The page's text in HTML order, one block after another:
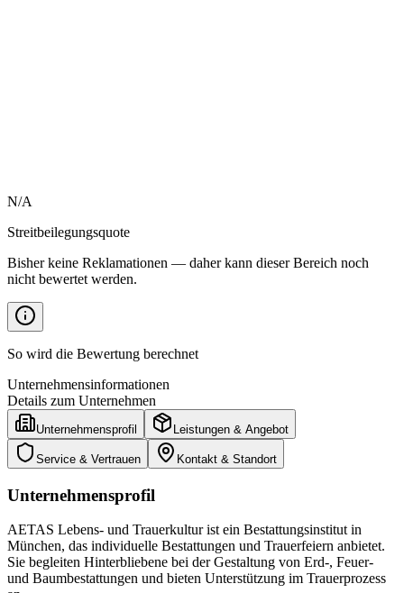
N/A
Streitbeilegungsquote
Bisher keine Reklamationen — daher kann dieser Bereich noch
nicht bewertet werden.
So wird die Bewertung berechnet
Unternehmensinformationen
Details zum Unternehmen
Unternehmensprofil Leistungen & Angebot
Service & Vertrauen Kontakt & Standort
Unternehmensprofil
AETAS Lebens- und Trauerkultur ist ein Bestattungsinstitut in
München, das individuelle Bestattungen und Trauerfeiern anbietet.
Sie begleiten Hinterbliebene bei der Gestaltung von Erd-, Feuer-
und Baumbestattungen und bieten Unterstützung im Trauerprozess